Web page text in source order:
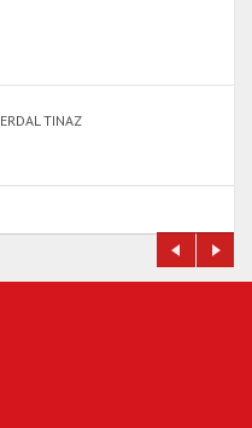
ERDAL TINAZ